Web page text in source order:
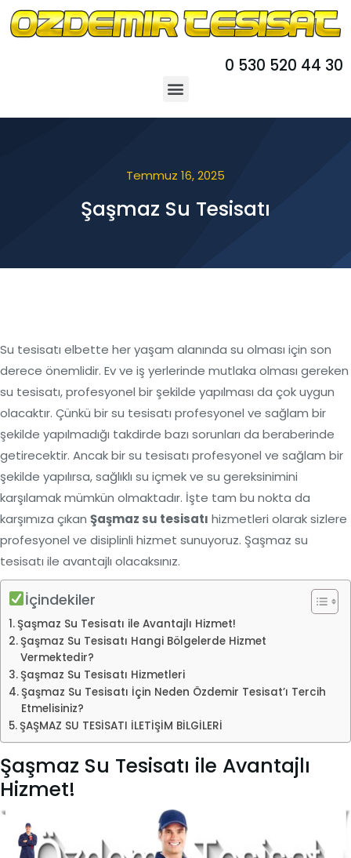
0 530 520 44 30
Temmuz 16, 2025
Şaşmaz Su Tesisatı
Su tesisatı elbette her yaşam alanında su olması için son
derece önemlidir. Ev ve iş yerlerinde mutlaka olması gereken
su tesisatı, profesyonel bir şekilde yapılması da çok uygun
olacaktır. Çünkü bir su tesisatı profesyonel ve sağlam bir
şekilde yapılmadığı takdirde bazı sorunları da beraberinde
getirecektir. Ancak bir su tesisatı profesyonel ve sağlam bir
şekilde yapılırsa, sağlıklı su içmek ve su gereksinimini
karşılamak mümkün olmaktadır. İşte tam bu nokta da
karşımıza çıkan Şaşmaz su tesisatı hizmetleri olarak sizlere
profesyonel ve disiplinli hizmet sunuyoruz. Şaşmaz su
tesisatı ile avantajlı olacaksınız.
İçindekiler
Şaşmaz Su Tesisatı ile Avantajlı Hizmet!
Şaşmaz Su Tesisatı Hangi Bölgelerde Hizmet
Vermektedir?
Şaşmaz Su Tesisatı Hizmetleri
Şaşmaz Su Tesisatı İçin Neden Özdemir Tesisat’ı Tercih
Etmelisiniz?
ŞAŞMAZ SU TESİSATI İLETİŞİM BİLGİLERİ
Şaşmaz Su Tesisatı ile Avantajlı
Hizmet!